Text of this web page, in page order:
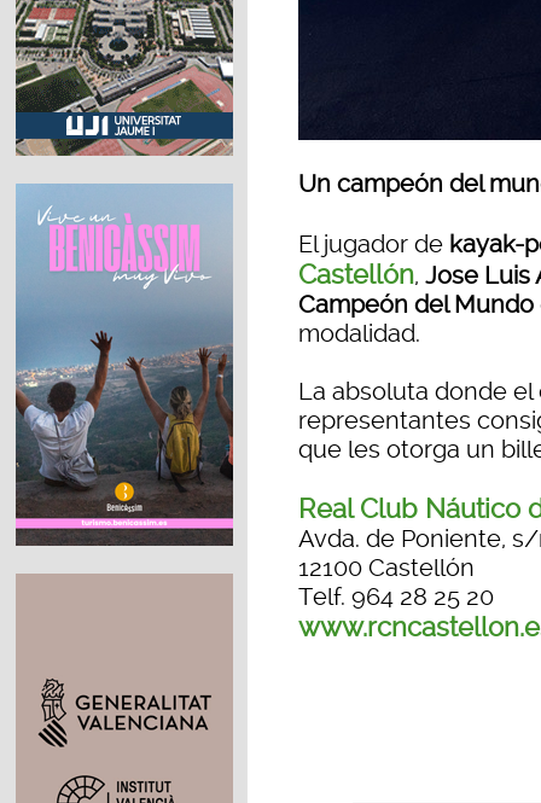
Un campeón del
El jugador de kayak-
Castellón, Jose Luis
Campeón del Mundo
modalidad.
La absoluta donde
representantes
que les otorga un
Real Club Náutico
Avda. de Poniente,
12100 Castellón
Telf. 964 28 25 20